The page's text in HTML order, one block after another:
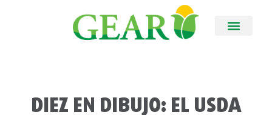
DIEZ EN DIBUJO: EL USDA